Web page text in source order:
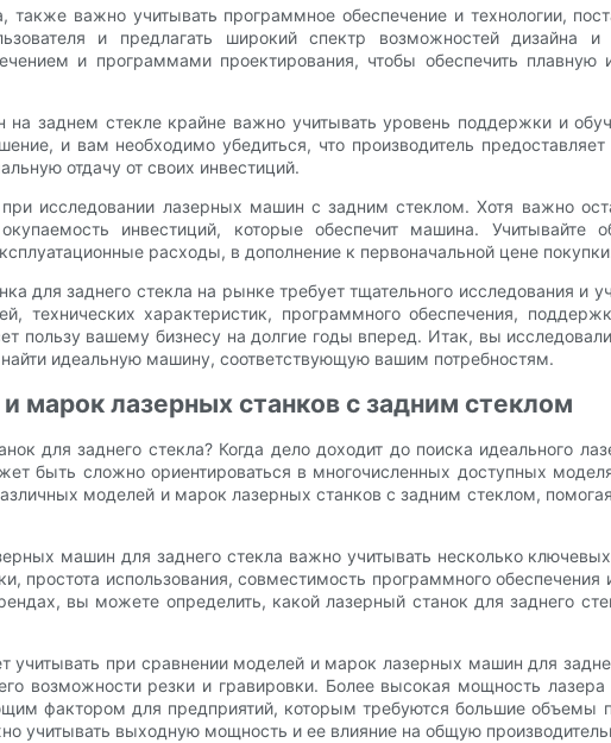
также важно учитывать программное обеспечение и технологии,
и предлагать широкий спектр возможностей дизайна
и программами проектирования, чтобы обеспечить плавную
заднем стекле крайне важно учитывать уровень поддержки и
и вам необходимо убедиться, что производитель предоставляет
отдачу от своих инвестиций.
исследовании лазерных машин с задним стеклом. Хотя важно
инвестиций, которые обеспечит машина. Учитывайте
расходы, в дополнение к первоначальной цене
для заднего стекла на рынке требует тщательного исследования и
технических характеристик, программного обеспечения,
пользу вашему бизнесу на долгие годы вперед. Итак, вы
идеальную машину, соответствующую вашим потребностям.
марок лазерных станков с задним стеклом
для заднего стекла? Когда дело доходит до поиска идеального
быть сложно ориентироваться в многочисленных доступных
моделей и марок лазерных станков с задним стеклом,
машин для заднего стекла важно учитывать несколько
простота использования, совместимость программного
вы можете определить, какой лазерный станок для заднего
при сравнении моделей и марок лазерных машин для
возможности резки и гравировки. Более высокая мощность
фактором для предприятий, которым требуются большие объемы
учитывать выходную мощность и ее влияние на общую